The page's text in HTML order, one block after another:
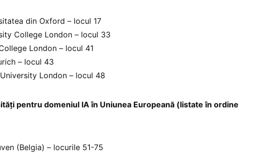
din Oxford – locul 17
College London – locul 33
London – locul 41
– locul 43
London – locul 48
pentru domeniul IA în Uniunea Europeană (listate în ordine
(Belgia) – locurile 51-75